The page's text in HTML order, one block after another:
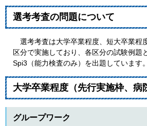
選考考査の問題について
選考考査は大学卒業程度、短大卒業程
区分で実施しており、各区分の試験例題
Spi3（能力検査のみ）を出題しています。
大学卒業程度（先行実施枠、病
グループワーク